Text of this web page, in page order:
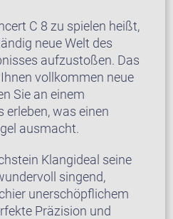
C 8 zu spielen heißt,
neue Welt des
aufzustoßen. Das
vollkommen neue
Sie an einem
erleben, was einen
ausmacht.
Klangideal seine
singend,
unerschöpflichem
Präzision und